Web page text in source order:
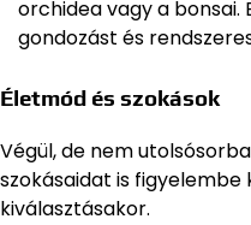
orchidea vagy a bonsai.
gondozást és
Életmód és szokások
Végül, de nem
szokásaidat is figyelembe
kiválasztásakor.